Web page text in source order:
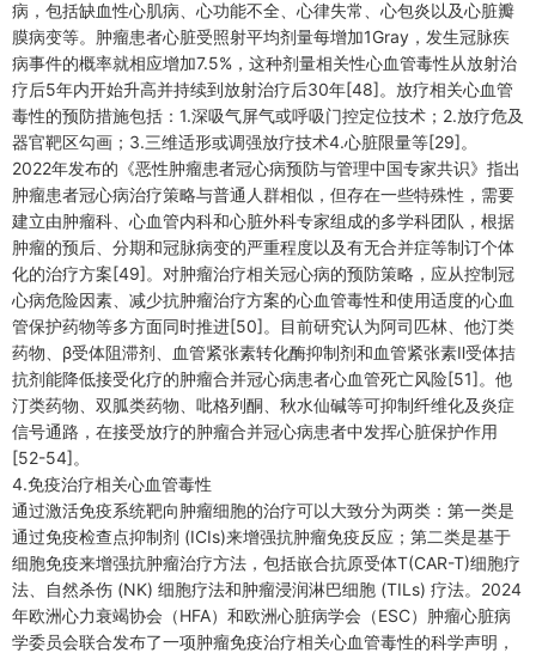
病，包括缺血性心肌病、心功能不全、心律失常、心包炎以及心脏瓣
膜病变等。肿瘤患者心脏受照射平均剂量每增加1Gray，发生冠脉疾
病事件的概率就相应增加7.5%，这种剂量相关性心血管毒性从放射治
疗后5年内开始升高并持续到放射治疗后30年[48]。放疗相关心血管
毒性的预防措施包括：1.深吸气屏气或呼吸门控定位技术；2.放疗危及
器官靶区勾画；3.三维适形或调强放疗技术4.心脏限量等[29]。
2022年发布的《恶性肿瘤患者冠心病预防与管理中国专家共识》指出
肿瘤患者冠心病治疗策略与普通人群相似，但存在一些特殊性，需要
建立由肿瘤科、心血管内科和心脏外科专家组成的多学科团队，根据
肿瘤的预后、分期和冠脉病变的严重程度以及有无合并症等制订个体
化的治疗方案[49]。对肿瘤治疗相关冠心病的预防策略，应从控制冠
心病危险因素、减少抗肿瘤治疗方案的心血管毒性和使用适度的心血
管保护药物等多方面同时推进[50]。目前研究认为阿司匹林、他汀类
药物、β受体阻滞剂、血管紧张素转化酶抑制剂和血管紧张素Ⅱ受体拮
抗剂能降低接受化疗的肿瘤合并冠心病患者心血管死亡风险[51]。他
汀类药物、双胍类药物、吡格列酮、秋水仙碱等可抑制纤维化及炎症
信号通路，在接受放疗的肿瘤合并冠心病患者中发挥心脏保护作用
[52-54]。
4.免疫治疗相关心血管毒性
通过激活免疫系统靶向肿瘤细胞的治疗可以大致分为两类：第一类是
通过免疫检查点抑制剂 (ICIs)来增强抗肿瘤免疫反应；第二类是基于
细胞免疫来增强抗肿瘤治疗方法，包括嵌合抗原受体T(CAR-T)细胞疗
法、自然杀伤 (NK) 细胞疗法和肿瘤浸润淋巴细胞 (TILs) 疗法。2024
年欧洲心力衰竭协会（HFA）和欧洲心脏病学会（ESC）肿瘤心脏病
学委员会联合发布了一项肿瘤免疫治疗相关心血管毒性的科学声明，